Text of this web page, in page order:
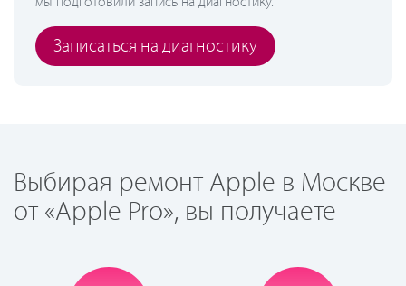
Записаться на диагностику
Выбирая ремонт Apple в Москве
от «Apple Pro», вы получаете